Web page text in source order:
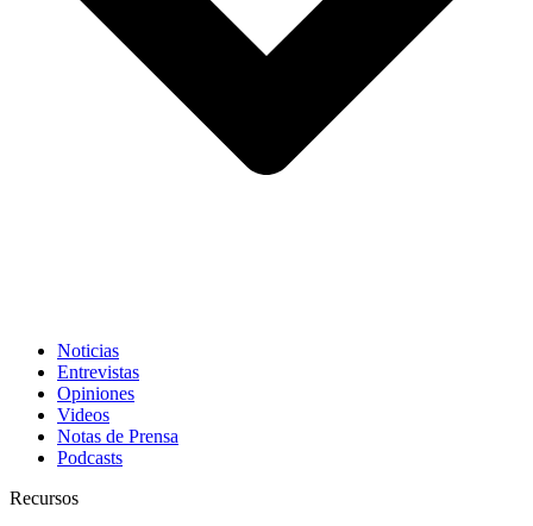
Noticias
Entrevistas
Opiniones
Videos
Notas de Prensa
Podcasts
Recursos